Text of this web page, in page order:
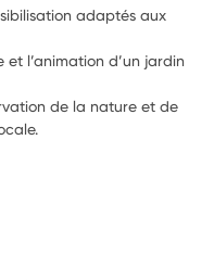
adaptés aux
l’animation d’un jardin
de la nature et de
pollinisateurs et à la
de l’alimentation
la lutte contre le
cycle vélo et